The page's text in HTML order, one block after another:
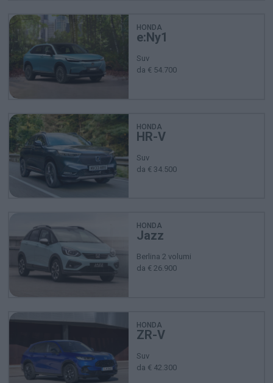
HONDA
e:Ny1
Suv
da € 54.700
HONDA
HR-V
Suv
da € 34.500
HONDA
Jazz
Berlina 2 volumi
da € 26.900
HONDA
ZR-V
Suv
da € 42.300